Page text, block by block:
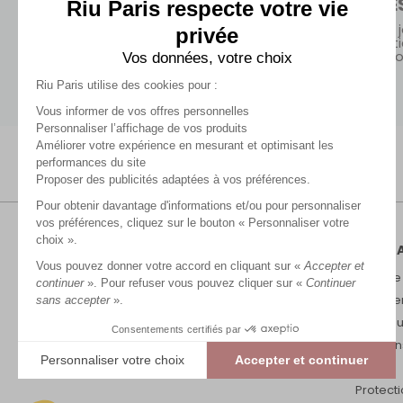
En boutiques sans
minimum d'achat ou en
point relais dès 99€ Retours sous 30
Gratuits en
(hors
RIU
Marque
Nos
CGV
Riu Paris respecte votre vie
privée
Vos données, votre choix
Riu Paris utilise des cookies pour :
Vous informer de vos offres personnelles
Personnaliser l’affichage de vos produits
Améliorer votre expérience en mesurant et optimisant les
performances du site
Proposer des publicités adaptées à vos préférences.
Pour obtenir davantage d'informations et/ou pour personnaliser
vos préférences, cliquez sur le bouton « Personnaliser votre
choix ».
Vous pouvez donner votre accord en cliquant sur « Accepter et
continuer ». Pour refuser vous pouvez cliquer sur « Continuer
sans accepter ».
Consentements certifiés par
Personnaliser votre choix Accepter et continuer
Plateforme de Gestion du Consentement : Personnalisez vos Options